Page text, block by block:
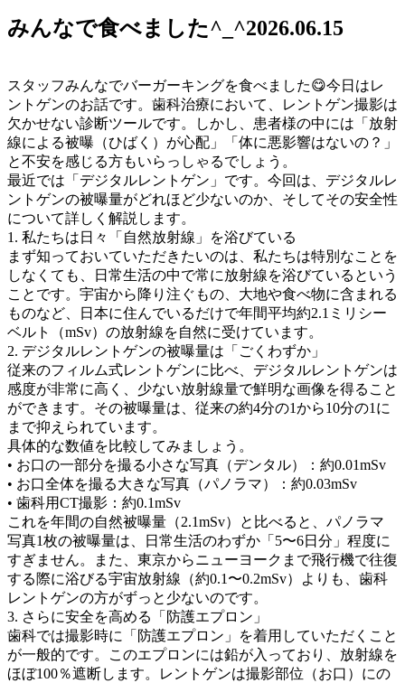
みんなで食べました^_^2026.06.15
スタッフみんなでバーガーキングを食べました😋今日はレ
ントゲンのお話です。歯科治療において、レントゲン撮影は
欠かせない診断ツールです。しかし、患者様の中には「放射
線による被曝（ひばく）が心配」「体に悪影響はないの？」
と不安を感じる方もいらっしゃるでしょう。
最近では「デジタルレントゲン」です。今回は、デジタルレ
ントゲンの被曝量がどれほど少ないのか、そしてその安全性
について詳しく解説します。
1. 私たちは日々「自然放射線」を浴びている
まず知っておいていただきたいのは、私たちは特別なことを
しなくても、日常生活の中で常に放射線を浴びているという
ことです。宇宙から降り注ぐもの、大地や食べ物に含まれる
ものなど、日本に住んでいるだけで年間平均約2.1ミリシー
ベルト（mSv）の放射線を自然に受けています。
2. デジタルレントゲンの被曝量は「ごくわずか」
従来のフィルム式レントゲンに比べ、デジタルレントゲンは
感度が非常に高く、少ない放射線量で鮮明な画像を得ること
ができます。その被曝量は、従来の約4分の1から10分の1に
まで抑えられています。
具体的な数値を比較してみましょう。
• お口の一部分を撮る小さな写真（デンタル）：約0.01mSv
• お口全体を撮る大きな写真（パノラマ）：約0.03mSv
• 歯科用CT撮影：約0.1mSv
これを年間の自然被曝量（2.1mSv）と比べると、パノラマ
写真1枚の被曝量は、日常生活のわずか「5〜6日分」程度に
すぎません。また、東京からニューヨークまで飛行機で往復
する際に浴びる宇宙放射線（約0.1〜0.2mSv）よりも、歯科
レントゲンの方がずっと少ないのです。
3. さらに安全を高める「防護エプロン」
歯科では撮影時に「防護エプロン」を着用していただくこと
が一般的です。このエプロンには鉛が入っており、放射線を
ほぼ100％遮断します。レントゲンは撮影部位（お口）にの